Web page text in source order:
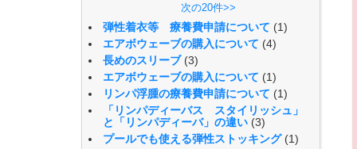
次の20件>>
弾性着衣等 療養費申請について (1)
エアボウェーブの購入について (4)
長めのスリーブ (3)
エアボウェーブの購入について (1)
リンパ浮腫の療養費申請について (1)
「リンパディーバス スタイリッシュ」
と「リンパディーバ」の違い (3)
プールでも使える弾性ストッキング (1)